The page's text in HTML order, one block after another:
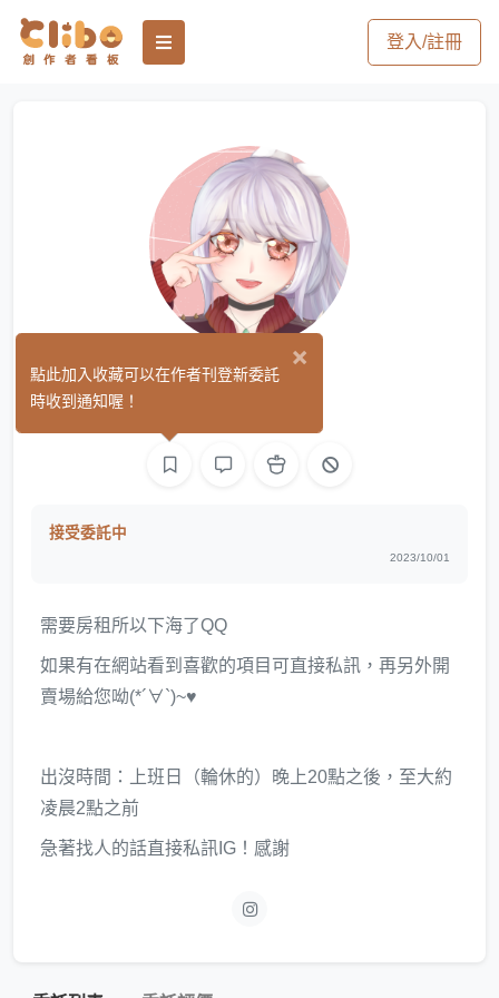
登入/註冊
蕉蕉 (0)
接受委託中
2023/10/01
需要房租所以下海了QQ
如果有在網站看到喜歡的項目可直接私訊，再另外開
賣場給您呦(*´∀`)~♥
出沒時間：上班日（輪休的）晚上20點之後，至大約
凌晨2點之前
急著找人的話直接私訊IG！感謝
×
點此加入收藏可以在作者刊登新委託
時收到通知喔！